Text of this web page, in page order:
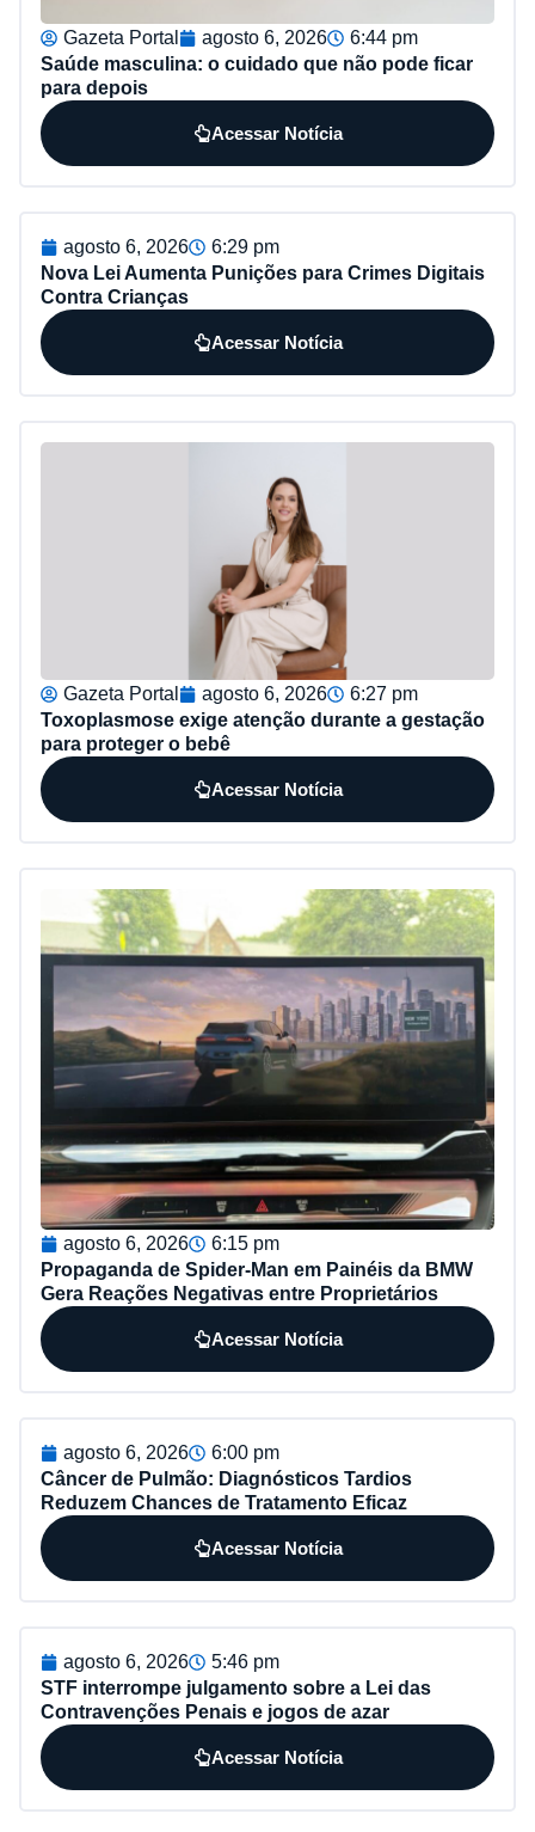
Gazeta Portal agosto 6, 2026
6:44 pm
Saúde masculina: o cuidado que não pode ficar
para depois
Acessar Notícia
agosto 6, 2026
6:29 pm
Nova Lei Aumenta Punições para Crimes Digitais
Contra Crianças
Acessar Notícia
Gazeta Portal agosto 6, 2026
6:27 pm
Toxoplasmose exige atenção durante a gestação
para proteger o bebê
Acessar Notícia
agosto 6, 2026
6:15 pm
Propaganda de Spider-Man em Painéis da BMW
Gera Reações Negativas entre Proprietários
Acessar Notícia
agosto 6, 2026
6:00 pm
Câncer de Pulmão: Diagnósticos Tardios
Reduzem Chances de Tratamento Eficaz
Acessar Notícia
agosto 6, 2026
5:46 pm
STF interrompe julgamento sobre a Lei das
Contravenções Penais e jogos de azar
Acessar Notícia